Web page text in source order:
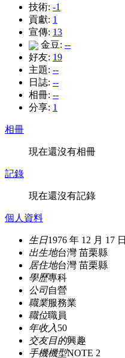
技術: -1
貢獻: 1
宣傳: 13
金豆: --
好友: 19
主題: --
日誌: --
相冊: --
分享: 1
相冊
現在還沒有相冊
記錄
現在還沒有記錄
個人資料
生日1976 年 12 月 17 日
出生地台灣 苗栗縣
居住地台灣 苗栗縣
學歷專科
公司自營
職業服務業
職位職員
年收入 50
交友目的興趣
手機機型NOTE 2